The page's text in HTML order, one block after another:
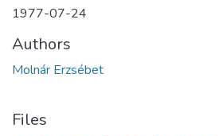
1977-07-24
Authors
Molnár Erzsébet
Files